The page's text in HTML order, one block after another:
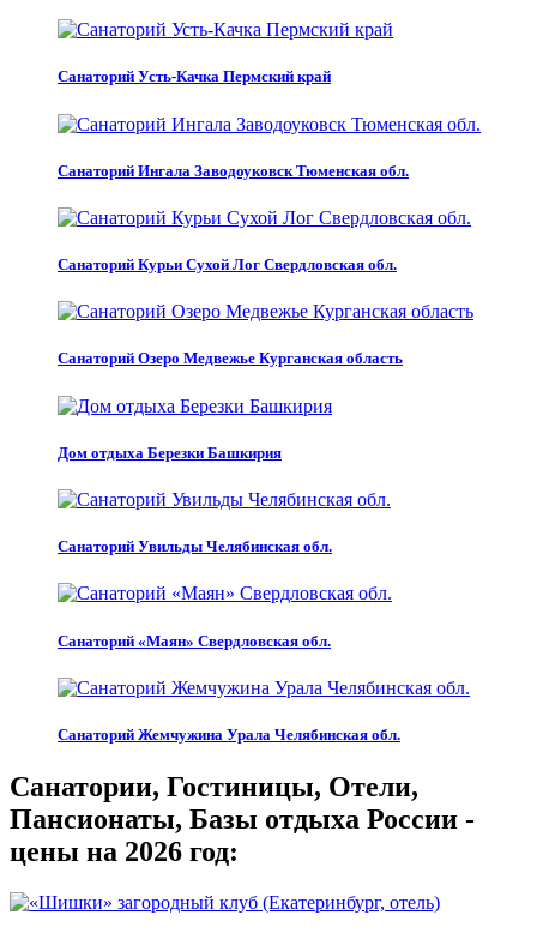
Санаторий Усть-Качка Пермский край
Санаторий Ингала Заводоуковск Тюменская обл.
Санаторий Курьи Сухой Лог Свердловская обл.
Санаторий Озеро Медвежье Курганская область
Дом отдыха Березки Башкирия
Санаторий Увильды Челябинская обл.
Санаторий «Маян» Свердловская обл.
Санаторий Жемчужина Урала Челябинская обл.
Санатории, Гостиницы, Отели,
Пансионаты, Базы отдыха России -
цены на 2026 год: